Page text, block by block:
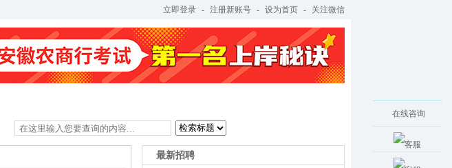
立即登录 - 注册新账号 - 设为首页 - 关注微信
最新招聘
在线咨询